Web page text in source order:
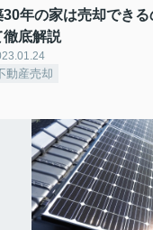
30年の家は売却でき
徹底解説
動産売却